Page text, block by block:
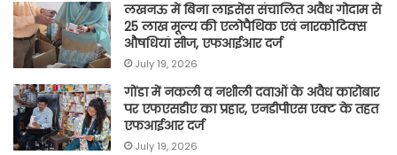
लखनऊ में बिना लाइसेंस संचालित अवैध गोदाम से
25 लाख मूल्य की एलोपैथिक एवं नारकोटिक्स
औषधियां सीज, एफआईआर दर्ज
July 19, 2026
गोंडा में नकली व नशीली दवाओं के अवैध कारोबार
पर एफएसडीए का प्रहार, एनडीपीएस एक्ट के तहत
एफआईआर दर्ज
July 19, 2026